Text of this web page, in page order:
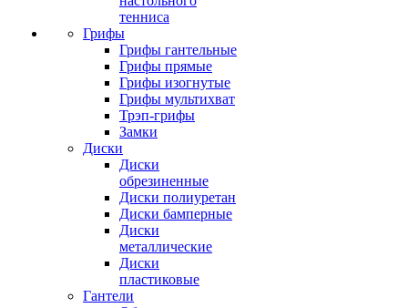
тенниса
Грифы
Грифы гантельные
Грифы прямые
Грифы изогнутые
Грифы мультихват
Трэп-грифы
Замки
Диски
Диски
обрезиненные
Диски полиуретан
Диски бамперные
Диски
металлические
Диски
пластиковые
Гантели